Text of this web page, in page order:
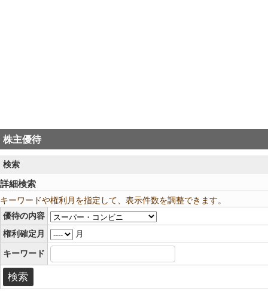
株主優待
検索
詳細検索
キーワードや権利月を指定して、表示件数を調整できます。
優待の内容
権利確定月
月
キーワード